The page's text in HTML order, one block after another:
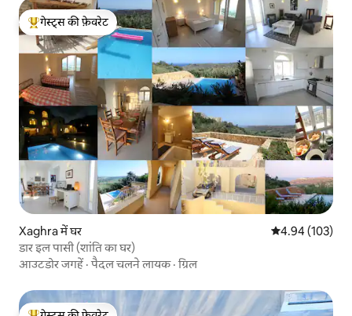
गेस्ट्स का टॉप फ़ेवरेट
गेस्ट्स की फ़ेवरेट
Xaghra में घर औसत रेटिंग 5 में से
4.94 (103)
डार इल पासी (शांति का घर)
आउटडोर जगहें ·पैदल चलने लायक·ग्रिल